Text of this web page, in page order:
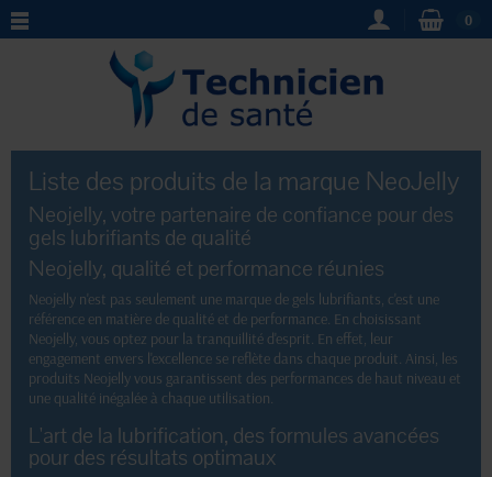
0
Liste des produits de la marque NeoJelly
Neojelly, votre partenaire de confiance pour des
gels lubrifiants de qualité
Neojelly, qualité et performance réunies
Neojelly n'est pas seulement une marque de gels lubrifiants, c'est une
référence en matière de qualité et de performance. En choisissant
Neojelly, vous optez pour la tranquillité d'esprit. En effet, leur
engagement envers l'excellence se reflète dans chaque produit. Ainsi, les
produits Neojelly vous garantissent des performances de haut niveau et
une qualité inégalée à chaque utilisation.
L'art de la lubrification, des formules avancées
pour des résultats optimaux